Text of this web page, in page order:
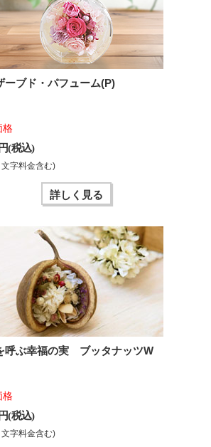
ーブド・パフューム(P)
格
(税込)
字料金含む)
詳しく見る
呼ぶ幸福の実 ブッタナッツW
格
(税込)
字料金含む)